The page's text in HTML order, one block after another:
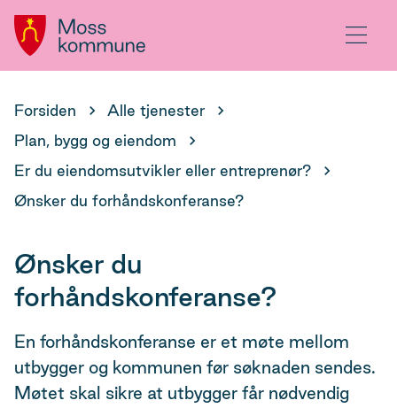
Hovedportal Meny
Du
her:
Forsiden
Alle tjenester
Plan, bygg og eiendom
Er du eiendomsutvikler eller entreprenør?
Ønsker du forhåndskonferanse?
Ønsker du
forhåndskonferanse?
En forhåndskonferanse er et møte mellom
utbygger og kommunen før søknaden sendes.
Møtet skal sikre at utbygger får nødvendig